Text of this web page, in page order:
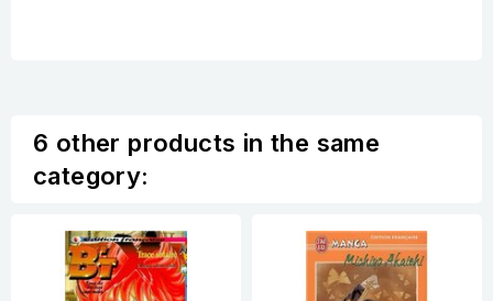
6 other products in the same
category: